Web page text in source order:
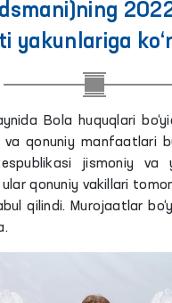
yakunlariga
Bola huquqlari
qonuniy manfaatlari
jismoniy va
qonuniy vakillari
qilindi. Murojaatlar